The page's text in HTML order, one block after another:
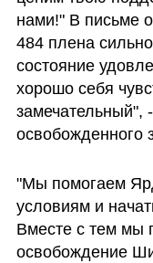
нами!" В письме
484 плена
состояние
хорошо себя
замечательный",
освобожденного
"Мы помогаем
условиям и
Вместе с тем мы
освобождение